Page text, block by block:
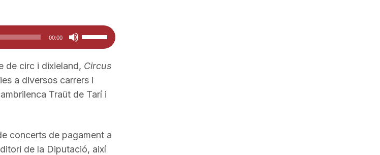
00:00
Feu
servir
les
tecles
de
amunt/cap
avall
de circ i dixieland, Circus
a diversos carrers i
Traüt de Tarí i
concerts de pagament a
de la Diputació, així